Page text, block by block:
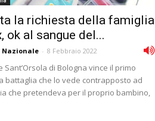
la richiesta della famiglia
ok al sangue del...
Nazionale - 8 Febbraio 2022
Sant’Orsola di Bologna vince il primo
battaglia che lo vede contrapposto ad
che pretendeva per il proprio bambino,